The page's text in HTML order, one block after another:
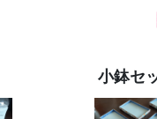
小鉢セ